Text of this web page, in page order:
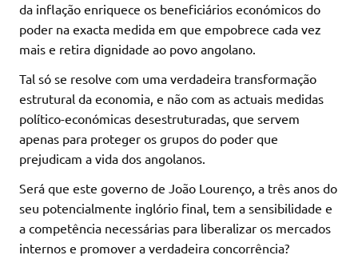
da inflação enriquece os beneficiários económicos do
poder na exacta medida em que empobrece cada vez
mais e retira dignidade ao povo angolano.
Tal só se resolve com uma verdadeira transformação
estrutural da economia, e não com as actuais medidas
político-económicas desestruturadas, que servem
apenas para proteger os grupos do poder que
prejudicam a vida dos angolanos.
Será que este governo de João Lourenço, a três anos do
seu potencialmente inglório final, tem a sensibilidade e
a competência necessárias para liberalizar os mercados
internos e promover a verdadeira concorrência?